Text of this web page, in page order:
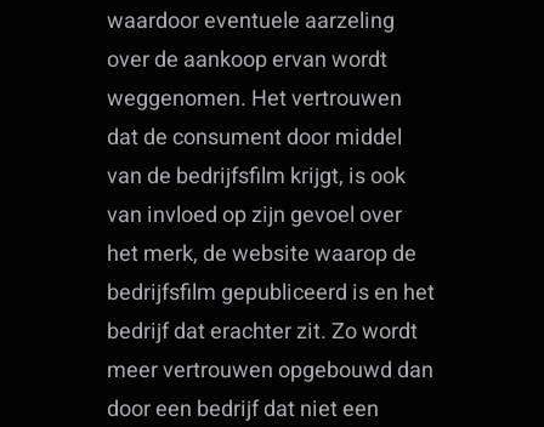
waardoor eventuele aarzeling
over de aankoop ervan wordt
weggenomen. Het vertrouwen
dat de consument door middel
van de bedrijfsfilm krijgt, is ook
van invloed op zijn gevoel over
het merk, de website waarop de
bedrijfsfilm gepubliceerd is en het
bedrijf dat erachter zit. Zo wordt
meer vertrouwen opgebouwd dan
door een bedrijf dat niet een